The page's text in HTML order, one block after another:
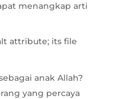
menangkap arti
anak Allah?
yang percaya